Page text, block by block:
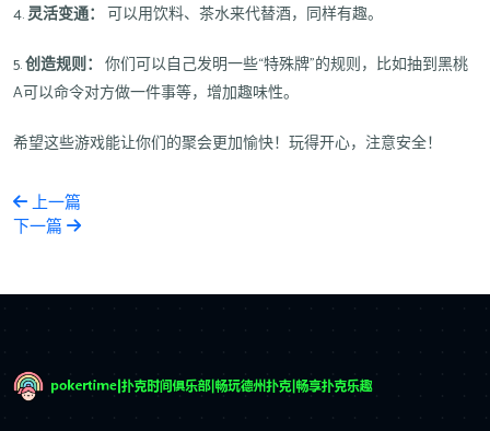
4.灵活变通： 可以用饮料、茶水来代替酒，同样有趣。
5.创造规则： 你们可以自己发明一些“特殊牌”的规则，比如抽到黑桃
A可以命令对方做一件事等，增加趣味性。
希望这些游戏能让你们的聚会更加愉快！玩得开心，注意安全！
上一篇
下一篇